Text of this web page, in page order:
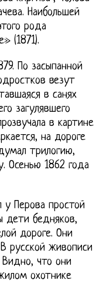
Наибольшей
рода
(1871).
По засыпанной
везут
в санях
загулявшего
в картине
на дороге
трилогию,
Осенью 1862 года
Перова простой
дети бедняков,
дороге. Они
русской живописи
что они
охотнике